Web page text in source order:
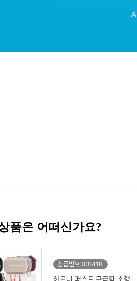
품은 어떠신가요?
상품번호 831418
하모니 퍼스트 구급함 소형